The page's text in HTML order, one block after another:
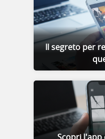
Il segreto per
Scopri l'app